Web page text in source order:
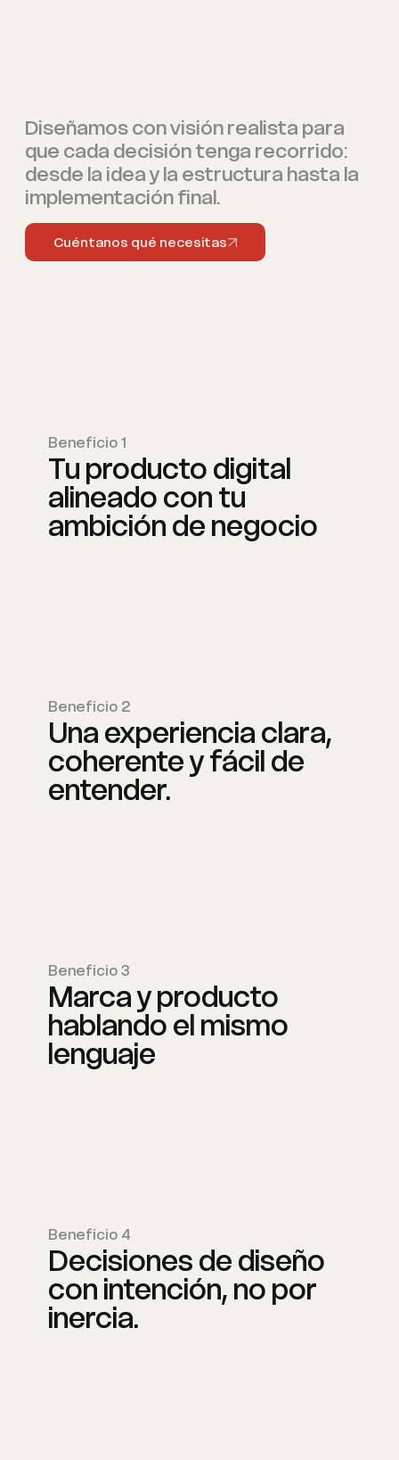
Diseñamos con visión realista para
que cada decisión tenga recorrido:
desde la idea y la estructura hasta la
implementación final.
Cuéntanos qué necesitas
Beneficio 1
Tu producto digital
alineado con tu
ambición de negocio
Beneficio 2
Una experiencia clara,
coherente y fácil de
entender.
Beneficio 3
Marca y producto
hablando el mismo
lenguaje
Beneficio 4
Decisiones de diseño
con intención, no por
inercia.